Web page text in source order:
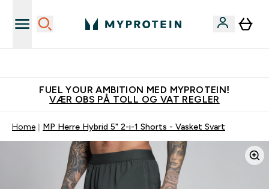
FUEL YOUR AMBITION MED MYPROTEIN!
VÆR OBS PÅ TOLL OG VAT REGLER
Home MP Herre Hybrid 5" 2-i-1 Shorts - Vasket Svart